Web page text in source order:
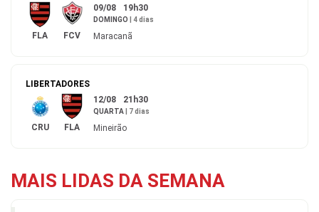
FLA FCV
09/08 19h30
DOMINGO 4 dias
Maracanã
LIBERTADORES
CRU FLA
12/08 21h30
QUARTA 7 dias
Mineirão
MAIS LIDAS DA SEMANA